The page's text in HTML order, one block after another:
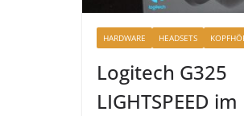
HARDWARE HEADSETS
Logitech G325
LIGHTSPEED